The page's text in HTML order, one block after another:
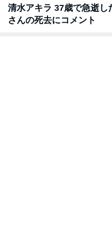
清水アキラ 37歳で急逝し
さんの死去にコメント